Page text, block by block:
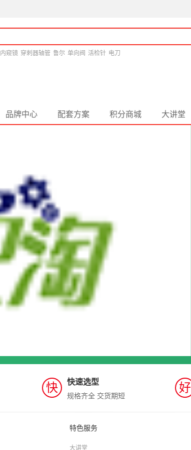
内窥镜 穿刺器轴管 鲁尔 单向阀 活检针 电刀
品牌中心 配套方案 积分商城 大讲堂
快 快速选型
规格齐全 交货期短
好
特色服务
大讲堂